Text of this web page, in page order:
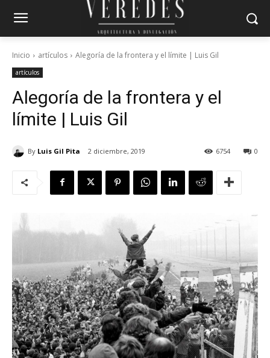
Inicio artículos Alegoría de la frontera y el límite | Luis Gil
artículos
Alegoría de la frontera y el
límite | Luis Gil
By Luis Gil Pita 2 diciembre, 2019 0
6754